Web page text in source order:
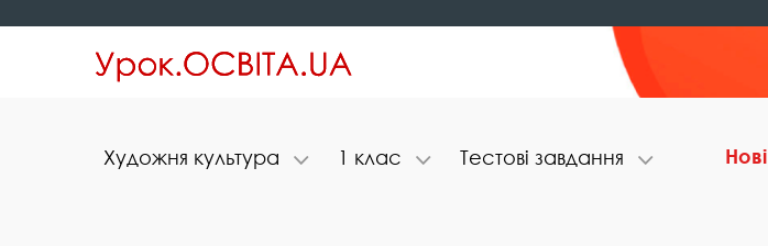
Х​у​д​о​ж​н​я​ ​к​у​л​ь​т​у​р​а 1​ ​к​л​а​с Т​е​с​т​о​в​і​ ​з​а​в​д​а​н​н​я Нові